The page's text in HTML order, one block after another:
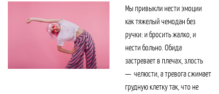
Мы привыкли нести эмоции
как тяжелый чемодан без
ручки: и бросить жалко, и
нести больно. Обида
застревает в плечах, злость
— челюсти, а тревога сжимает
грудную клетку так, что не